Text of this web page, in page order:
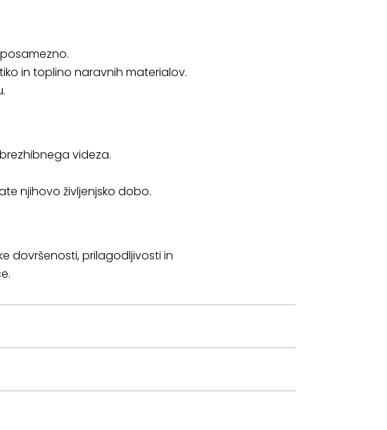
in toplino naravnih materialov.
videza.
njihovo življenjsko dobo.
dovršenosti, prilagodljivosti in